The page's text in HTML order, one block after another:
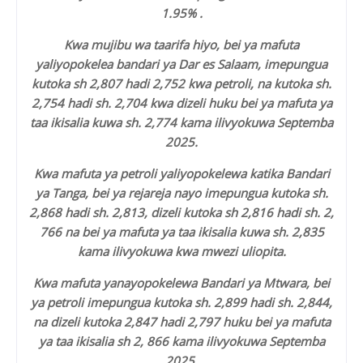
1.95% .
Kwa mujibu wa taarifa hiyo, bei ya mafuta
yaliyopokelea bandari ya Dar es Salaam, imepungua
kutoka sh 2,807 hadi 2,752 kwa petroli, na kutoka sh.
2,754 hadi sh. 2,704 kwa dizeli huku bei ya mafuta ya
taa ikisalia kuwa sh. 2,774 kama ilivyokuwa Septemba
2025.
Kwa mafuta ya petroli yaliyopokelewa katika Bandari
ya Tanga, bei ya rejareja nayo imepungua kutoka sh.
2,868 hadi sh. 2,813, dizeli kutoka sh 2,816 hadi sh. 2,
766 na bei ya mafuta ya taa ikisalia kuwa sh. 2,835
kama ilivyokuwa kwa mwezi uliopita.
Kwa mafuta yanayopokelewa Bandari ya Mtwara, bei
ya petroli imepungua kutoka sh. 2,899 hadi sh. 2,844,
na dizeli kutoka 2,847 hadi 2,797 huku bei ya mafuta
ya taa ikisalia sh 2, 866 kama ilivyokuwa Septemba